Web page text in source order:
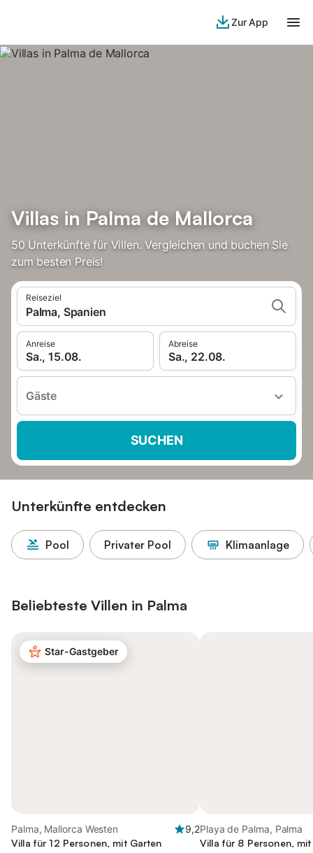
Zur App
Villas in Palma de Mallorca
50 Unterkünfte für Villen. Vergleichen und buchen Sie
zum besten Preis!
Reiseziel
Palma, Spanien
Anreise
Sa., 15.08.
Abreise
Sa., 22.08.
Gäste
SUCHEN
Unterkünfte entdecken
Pool Privater Pool Klimaanlage
Beliebteste Villen in Palma
Star-Gastgeber
Palma, Mallorca Westen
9,2
Villa für 12 Personen, mit Garten
Playa de Palma, Palma
Villa für 8 Personen,